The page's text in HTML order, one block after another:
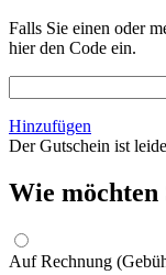
Falls Sie einen oder
hier den Code ein.
Hinzufügen
Der Gutschein ist
Wie möchten
Auf Rechnung